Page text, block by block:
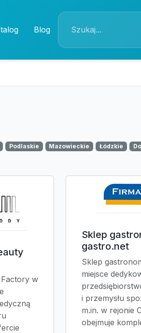
Blog
Podlaskie Mazowieckie Łódzkie
w
Sklep
gastro.net
Sklep
miejsce
i przemysłu
m.in. w rejonie
obejmuje